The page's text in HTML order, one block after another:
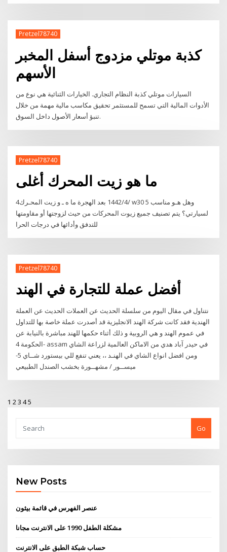
Pretzel78740
كذبة موتلي مزدوج أسفل المخبر
الأسهم
السيارات موتلي كذبة النظام التجاري. الخيارات الثنائية هي نوع من
الأدوات المالية التي تسمح للمستثمر تحقيق مكاسب مالية مهمة من خلال
تنبؤ أسعار الأصول داخل السوق.
Pretzel78740
ما هو زيت المحرك أغلى
4‏‏/4‏‏/1442 بعد الهجرة ما ه ـ و زيت المحـرك w30 5 وهل هـو مناسب
لسيارتي؟ يتم تصنيف جميع زيوت المحركات من حيث لزوجتها أو مقاومتها
للتدفق وأدائها في درجات الحرا
Pretzel78740
أفضل عملة للتجارة في الهند
نتناول في مقال اليوم من سلسلة الحديث عن العملات الحديث عن العملة
الهندية فقد كانت شركة الهند الانجليزية قد أصدرت عملة خاصة بها للتداول
في عموم الهند و هي الروبية و ذلك أثناء حكمها للهند مباشرة بالنيابة عن
الحكومة 4- assam في حيدر آباد هدي من الاماكن العالمية لزراعة الشاي
ومن افضل انواع الشاي في الهنـد ،، يعني تنفع للي بيستورد شــاي 5-
ميســور / مشهــورة بخشب الصندل الطبيعي
1 23 45
Go
New Posts
عنصر الفهرس في قائمة بيثون
مشكلة الطفل 1990 على الانترنت مجانا
حساب شبكة الطبق على الانترنت